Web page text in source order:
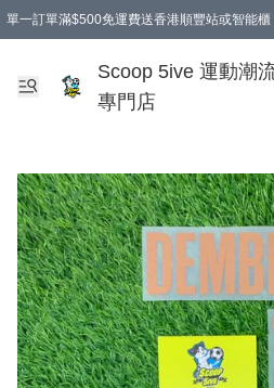
單一訂單滿$500免運費送香港順豐站或智能
Scoop 5ive 運動潮
專門店